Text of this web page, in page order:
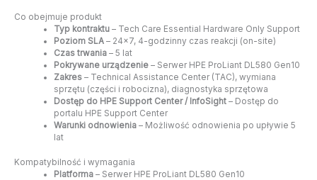
Co obejmuje produkt
Typ kontraktu– Tech Care Essential Hardware Only Support
Poziom SLA– 24×7, 4-godzinny czas reakcji (on-site)
Czas trwania– 5 lat
Pokrywane urządzenie– Serwer HPE ProLiant DL580 Gen10
Zakres– Technical Assistance Center (TAC), wymiana
sprzętu (części i robocizna), diagnostyka sprzętowa
Dostęp do HPE Support Center / InfoSight– Dostęp do
portalu HPE Support Center
Warunki odnowienia– Możliwość odnowienia po upływie 5
lat
Kompatybilność i wymagania
Platforma– Serwer HPE ProLiant DL580 Gen10